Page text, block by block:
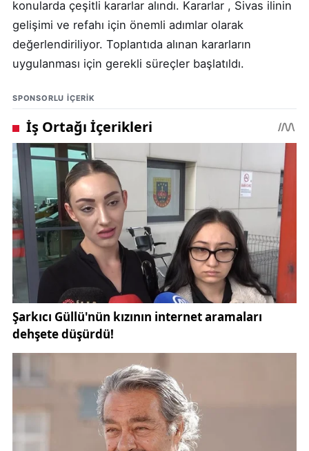
konularda çeşitli kararlar alındı. Kararlar , Sivas ilinin
gelişimi ve refahı için önemli adımlar olarak
değerlendiriliyor. Toplantıda alınan kararların
uygulanması için gerekli süreçler başlatıldı.
SPONSORLU IÇERIK